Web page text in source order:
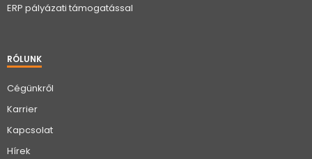
ERP pályázati támogatással
RÓLUNK
Cégünkről
Karrier
Kapcsolat
Hírek